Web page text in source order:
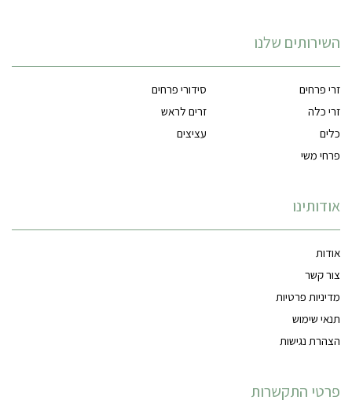
השירותים שלנו
זרי פרחים
סידורי פרחים
זרי כלה
זרים לראש
כלים
עציצים
פרחי משי
אודותינו
אודות
צור קשר
מדיניות פרטיות
תנאי שימוש
הצהרת נגישות
פרטי התקשרות